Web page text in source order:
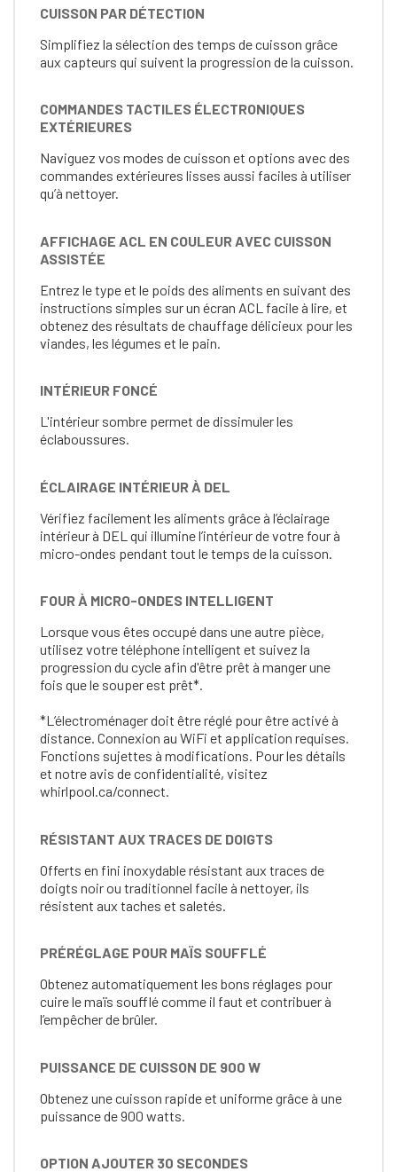
CUISSON PAR DÉTECTION
Simplifiez la sélection des temps de cuisson grâce
aux capteurs qui suivent la progression de la cuisson.
COMMANDES TACTILES ÉLECTRONIQUES
EXTÉRIEURES
Naviguez vos modes de cuisson et options avec des
commandes extérieures lisses aussi faciles à utiliser
qu’à nettoyer.
AFFICHAGE ACL EN COULEUR AVEC CUISSON
ASSISTÉE
Entrez le type et le poids des aliments en suivant des
instructions simples sur un écran ACL facile à lire, et
obtenez des résultats de chauffage délicieux pour les
viandes, les légumes et le pain.
INTÉRIEUR FONCÉ
L'intérieur sombre permet de dissimuler les
éclaboussures.
ÉCLAIRAGE INTÉRIEUR À DEL
Vérifiez facilement les aliments grâce à l’éclairage
intérieur à DEL qui illumine l’intérieur de votre four à
micro-ondes pendant tout le temps de la cuisson.
FOUR À MICRO-ONDES INTELLIGENT
Lorsque vous êtes occupé dans une autre pièce,
utilisez votre téléphone intelligent et suivez la
progression du cycle afin d'être prêt à manger une
fois que le souper est prêt*.
*L’électroménager doit être réglé pour être activé à
distance. Connexion au WiFi et application requises.
Fonctions sujettes à modifications. Pour les détails
et notre avis de confidentialité, visitez
whirlpool.ca/connect.
RÉSISTANT AUX TRACES DE DOIGTS
Offerts en fini inoxydable résistant aux traces de
doigts noir ou traditionnel facile à nettoyer, ils
résistent aux taches et saletés.
PRÉRÉGLAGE POUR MAÏS SOUFFLÉ
Obtenez automatiquement les bons réglages pour
cuire le maïs soufflé comme il faut et contribuer à
l’empêcher de brûler.
PUISSANCE DE CUISSON DE 900 W
Obtenez une cuisson rapide et uniforme grâce à une
puissance de 900 watts.
OPTION AJOUTER 30 SECONDES